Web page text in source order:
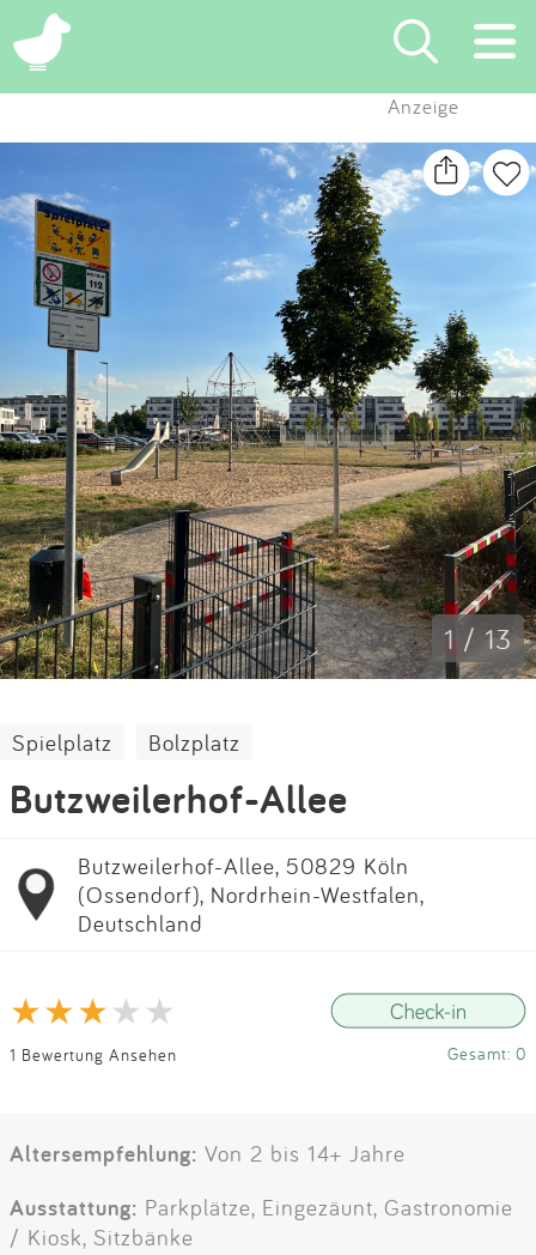
×
Suchen
Eintragen
App
Blog
Partner
Kontakt
Impressum
Anmelden
Anzeige
1 / 13
Spielplatz Bolzplatz
Butzweilerhof-Allee
Butzweilerhof-Allee, 50829 Köln
(Ossendorf), Nordrhein-Westfalen,
Deutschland
1 Bewertung Ansehen Gesamt: 0
Altersempfehlung: Von 2 bis 14+ Jahre
Ausstattung: Parkplätze, Eingezäunt, Gastronomie
/ Kiosk, Sitzbänke